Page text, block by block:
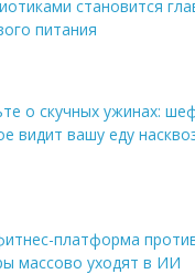
становится
питания
о скучных ужинах:
видит вашу еду
платформа
массово уходят в ИИ